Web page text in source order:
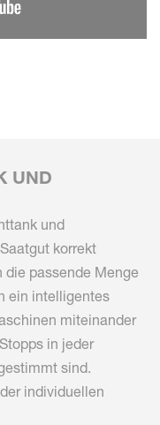
UND
und
korrekt
passende Menge
ein intelligentes
miteinander
in jeder
sind.
individuellen